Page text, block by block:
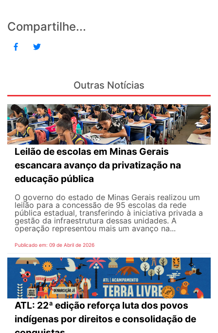
Compartilhe...
Outras Notícias
Leilão de escolas em Minas Gerais
escancara avanço da privatização na
educação pública
O governo do estado de Minas Gerais realizou um
leilão para a concessão de 95 escolas da rede
pública estadual, transferindo à iniciativa privada a
gestão da infraestrutura dessas unidades. A
operação representou mais um avanço na...
Publicado em: 09 de Abril de 2026
ATL: 22ª edição reforça luta dos povos
indígenas por direitos e consolidação de